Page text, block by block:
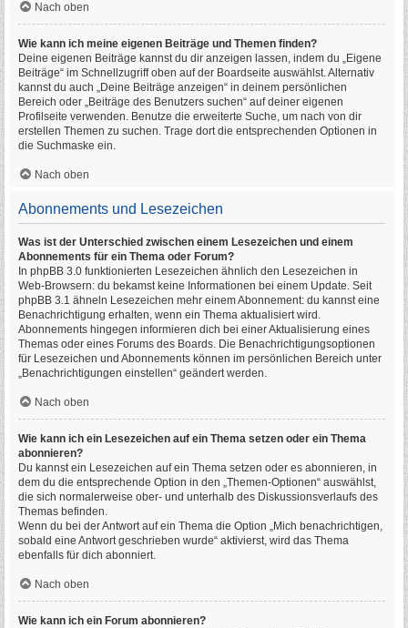
Nach oben
Wie kann ich meine eigenen Beiträge und Themen finden?
Deine eigenen Beiträge kannst du dir anzeigen lassen, indem du „Eigene
Beiträge“ im Schnellzugriff oben auf der Boardseite auswählst. Alternativ
kannst du auch „Deine Beiträge anzeigen“ in deinem persönlichen
Bereich oder „Beiträge des Benutzers suchen“ auf deiner eigenen
Profilseite verwenden. Benutze die erweiterte Suche, um nach von dir
erstellen Themen zu suchen. Trage dort die entsprechenden Optionen in
die Suchmaske ein.
Nach oben
Abonnements und Lesezeichen
Was ist der Unterschied zwischen einem Lesezeichen und einem
Abonnements für ein Thema oder Forum?
In phpBB 3.0 funktionierten Lesezeichen ähnlich den Lesezeichen in
Web-Browsern: du bekamst keine Informationen bei einem Update. Seit
phpBB 3.1 ähneln Lesezeichen mehr einem Abonnement: du kannst eine
Benachrichtigung erhalten, wenn ein Thema aktualisiert wird.
Abonnements hingegen informieren dich bei einer Aktualisierung eines
Themas oder eines Forums des Boards. Die Benachrichtigungsoptionen
für Lesezeichen und Abonnements können im persönlichen Bereich unter
„Benachrichtigungen einstellen“ geändert werden.
Nach oben
Wie kann ich ein Lesezeichen auf ein Thema setzen oder ein Thema
abonnieren?
Du kannst ein Lesezeichen auf ein Thema setzen oder es abonnieren, in
dem du die entsprechende Option in den „Themen-Optionen“ auswählst,
die sich normalerweise ober- und unterhalb des Diskussionsverlaufs des
Themas befinden.
Wenn du bei der Antwort auf ein Thema die Option „Mich benachrichtigen,
sobald eine Antwort geschrieben wurde“ aktivierst, wird das Thema
ebenfalls für dich abonniert.
Nach oben
Wie kann ich ein Forum abonnieren?